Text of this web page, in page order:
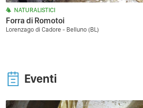
NATURALISTICI
Forra di Romotoi
Lorenzago di Cadore - Belluno (BL)
Eventi